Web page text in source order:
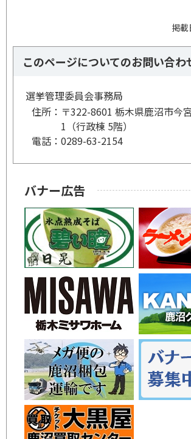
掲
このページについてのお問い合わ
選挙管理委員会事務局
住所： 〒322-8601 栃木県鹿沼市今
1（行政棟 5階）
電話： 0289-63-2154
バナー広告